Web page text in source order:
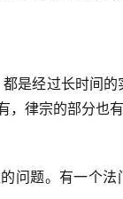
是经过长时间的
律宗的部分也有
问题。有一个法